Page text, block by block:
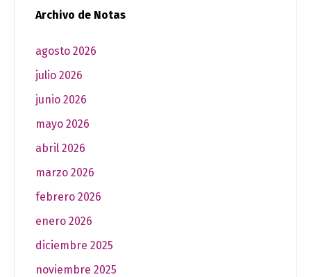
Archivo de Notas
agosto 2026
julio 2026
junio 2026
mayo 2026
abril 2026
marzo 2026
febrero 2026
enero 2026
diciembre 2025
noviembre 2025